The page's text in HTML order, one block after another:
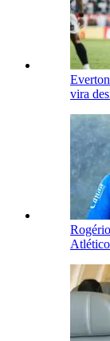
vira